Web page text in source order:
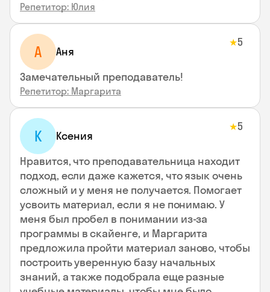
Репетитор: Юлия
А Аня
★5
Замечательный преподаватель!
Репетитор: Маргарита
К Ксения
★5
Нравится, что преподавательница находит
подход, если даже кажется, что язык очень
сложный и у меня не получается. Помогает
усвоить материал, если я не понимаю. У
меня был пробел в понимании из-за
программы в скайенге, и Маргарита
предложила пройти материал заново, чтобы
построить уверенную базу начальных
знаний, а также подобрала еще разные